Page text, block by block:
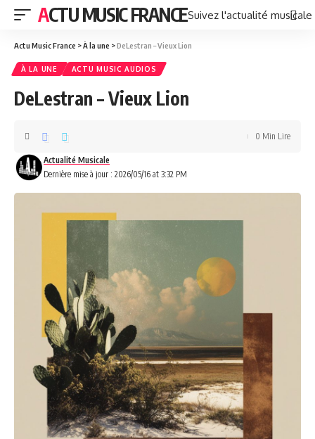
ACTU MUSIC FRANCESuivez l'actualité
Actu Music France >À la une >DeLestran – Vieux Lion
À LA UNE ACTU MUSIC AUDIOS
DeLestran – Vieux Lion
Dernière mise à jour : 2026/05/16 at 3:32 PM
Actualité Musicale
0 Min Lire